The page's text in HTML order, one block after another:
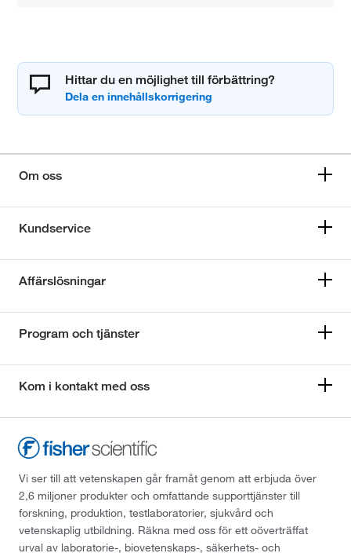
Hittar du en möjlighet till förbättring?
Om oss
Kundservice
Affärslösningar
Program och tjänster
Kom i kontakt med oss
Vi ser till att vetenskapen går framåt genom att erbjuda över
2,6 miljoner produkter och omfattande supporttjänster till
forskning, produktion, testlaboratorier, sjukvård och
vetenskaplig utbildning. Räkna med oss för ett oöverträffat
urval av laboratorie-, biovetenskaps-, säkerhets- och